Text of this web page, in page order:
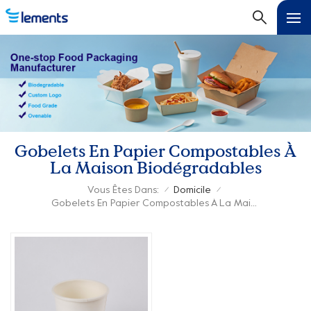
Gobelets En Papier Compostables À
La Maison Biodégradables
Vous Êtes Dans: / Domicile /
Gobelets En Papier Compostables À La Maison Biodégradables